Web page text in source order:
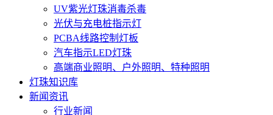
UV紫光灯珠消毒杀毒
光伏与充电桩指示灯
PCBA线路控制灯板
汽车指示LED灯珠
高端商业照明、户外照明、特种照明
灯珠知识库
新闻资讯
行业新闻